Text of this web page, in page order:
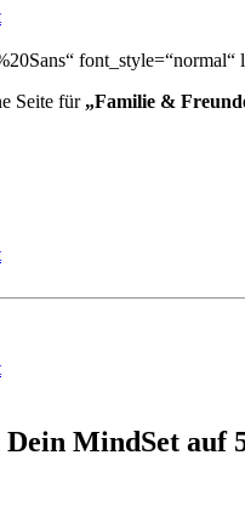
font_style=“normal“
Seite für „Familie &
Dein MindSet